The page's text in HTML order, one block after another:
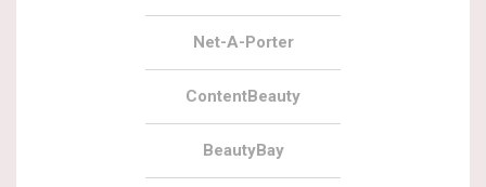
Net-A-Porter
ContentBeauty
BeautyBay